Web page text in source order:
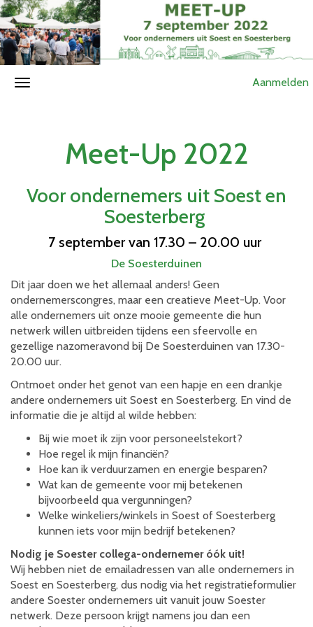
Aanmelden
Meet-Up 2022
Voor ondernemers uit Soest en
Soesterberg
7 september van 17.30 – 20.00 uur
De Soesterduinen
Dit jaar doen we het allemaal anders! Geen
ondernemerscongres, maar een creatieve Meet-Up. Voor
alle ondernemers uit onze mooie gemeente die hun
netwerk willen uitbreiden tijdens een sfeervolle en
gezellige nazomeravond bij De Soesterduinen van 17.30-
20.00 uur.
Ontmoet onder het genot van een hapje en een drankje
andere ondernemers uit Soest en Soesterberg. En vind de
informatie die je altijd al wilde hebben:
Bij wie moet ik zijn voor personeelstekort?
Hoe regel ik mijn financiën?
Hoe kan ik verduurzamen en energie besparen?
Wat kan de gemeente voor mij betekenen
bijvoorbeeld qua vergunningen?
Welke winkeliers/winkels in Soest of Soesterberg
kunnen iets voor mijn bedrijf betekenen?
Nodig je Soester collega-ondernemer óók uit!
Wij hebben niet de emailadressen van alle ondernemers in
Soest en Soesterberg, dus nodig via het registratieformulier
andere Soester ondernemers uit vanuit jouw Soester
netwerk. Deze persoon krijgt namens jou dan een